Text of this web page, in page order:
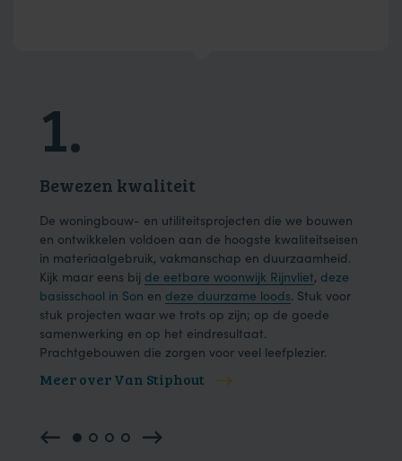
1.
Bewezen kwaliteit
De woningbouw- en utiliteitsprojecten die we bouwen
en ontwikkelen voldoen aan de hoogste kwaliteitseisen
in materiaalgebruik, vakmanschap en duurzaamheid.
Kijk maar eens bij de eetbare woonwijk Rijnvliet, deze
basisschool in Son en deze duurzame loods. Stuk voor
stuk projecten waar we trots op zijn; op de goede
samenwerking en op het eindresultaat.
Prachtgebouwen die zorgen voor veel leefplezier.
Meer over Van Stiphout